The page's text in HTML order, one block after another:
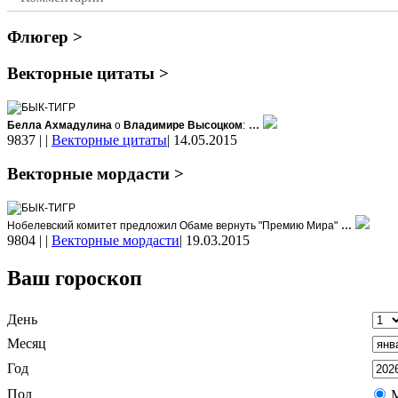
Флюгер >
Векторные цитаты >
БЫК-ТИГР
Белла Ахмадулина о Владимире Высоцком: ...
9837 | | Векторные цитаты| 14.05.2015
Векторные мордасти >
БЫК-ТИГР
Нобелевский комитет предложил Обаме вернуть "Премию Мира" ...
9804 | | Векторные мордасти| 19.03.2015
Ваш гороскоп
День
Месяц
Год
Пол